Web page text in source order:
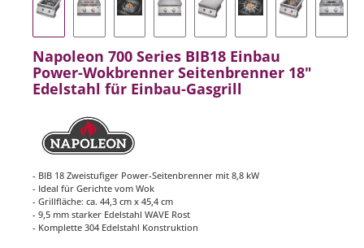
Napoleon 700 Series BIB18 Einbau
Power-Wokbrenner Seitenbrenner 18"
Edelstahl für Einbau-Gasgrill
- BIB 18 Zweistufiger Power-Seitenbrenner mit 8,8 kW
- Ideal für Gerichte vom Wok
- Grillfläche: ca. 44,3 cm x 45,4 cm
- 9,5 mm starker Edelstahl WAVE Rost
- Komplette 304 Edelstahl Konstruktion